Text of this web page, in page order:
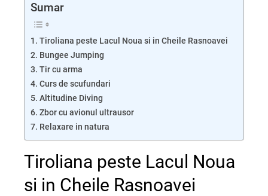
Sumar
Tiroliana peste Lacul Noua si in Cheile Rasnoavei
Bungee Jumping
Tir cu arma
Curs de scufundari
Altitudine Diving
Zbor cu avionul ultrausor
Relaxare in natura
Tiroliana peste Lacul Noua
si in Cheile Rasnoavei